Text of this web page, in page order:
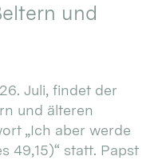
und
Juli, findet der
und älteren
„Ich aber werde
49,15)“ statt. Papst